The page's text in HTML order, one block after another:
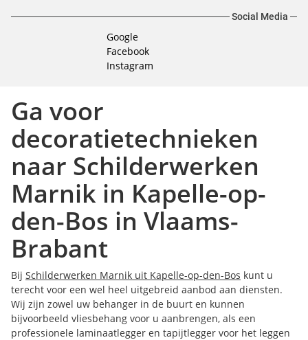
Social Media
Google
Facebook
Instagram
Ga voor
decoratietechnieken
naar Schilderwerken
Marnik in Kapelle-op-
den-Bos in Vlaams-
Brabant
Bij Schilderwerken Marnik uit Kapelle-op-den-Bos kunt u
terecht voor een wel heel uitgebreid aanbod aan diensten.
Wij zijn zowel uw behanger in de buurt en kunnen
bijvoorbeeld vliesbehang voor u aanbrengen, als een
professionele laminaatlegger en tapijtlegger voor het leggen